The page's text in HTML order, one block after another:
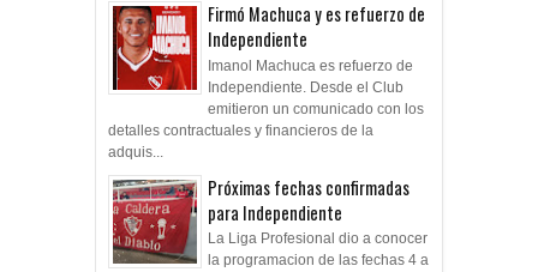
Firmó Machuca y es refuerzo de
Independiente
Imanol Machuca es refuerzo de
Independiente. Desde el Club
emitieron un comunicado con los
detalles contractuales y financieros de la
adquis...
Próximas fechas confirmadas
para Independiente
La Liga Profesional dio a conocer
la programacion de las fechas 4 a